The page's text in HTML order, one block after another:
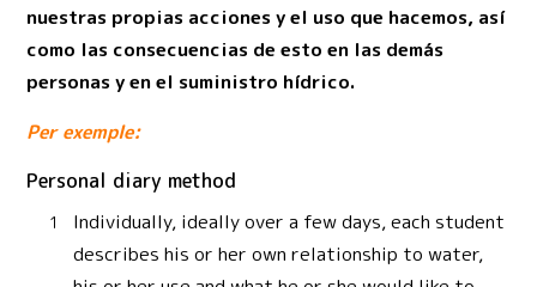
nuestras propias acciones y el uso que hacemos, así
como las consecuencias de esto en las demás
personas y en el suministro hídrico.
Per exemple:
Personal diary method
Individually, ideally over a few days, each student
describes his or her own relationship to water,